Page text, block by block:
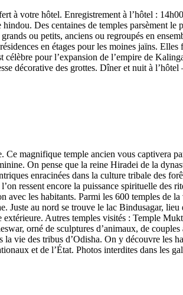
à votre hôtel. Enregistrement à l’hôtel :
Des centaines de temples parsèment le
ou petits, anciens ou regroupés en
en étages pour les moines jaïns. Elles
pour l’expansion de l’empire de
décorative des grottes. Dîner et nuit à l’hôtel
magnifique temple ancien vous captivera
On pense que la reine Hiradei de la
enracinées dans la culture tribale des
ressent encore la puissance spirituelle des
avec les habitants. Parmi les 600 temples de
Juste au nord se trouve le lac Bindusagar, lieu
Autres temples visités : Temple
orné de sculptures d’animaux, de
vie des tribus d’Odisha. On y découvre les
et de l’État. Photos interdites dans les